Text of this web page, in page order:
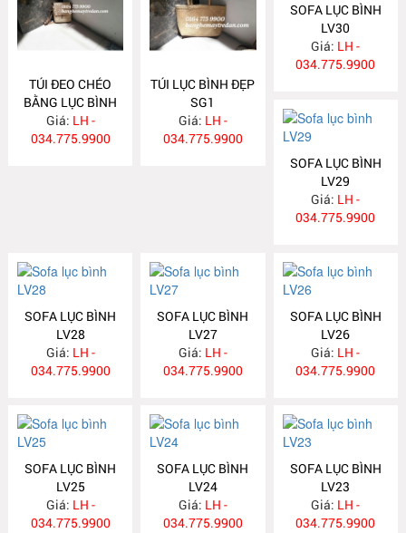
TÚI ĐEO CHÉO
BẰNG LỤC BÌNH
SG2
Giá: LH -
034.775.9900
TÚI LỤC BÌNH ĐẸP
SG1
Giá: LH -
034.775.9900
SOFA LỤC BÌNH
LV30
Giá: LH -
034.775.9900
SOFA LỤC BÌNH
LV29
Giá: LH -
034.775.9900
SOFA LỤC BÌNH
LV28
Giá: LH -
034.775.9900
SOFA LỤC BÌNH
LV27
Giá: LH -
034.775.9900
SOFA LỤC BÌNH
LV26
Giá: LH -
034.775.9900
SOFA LỤC BÌNH
LV25
Giá: LH -
034.775.9900
SOFA LỤC BÌNH
LV24
Giá: LH -
034.775.9900
SOFA LỤC BÌNH
LV23
Giá: LH -
034.775.9900